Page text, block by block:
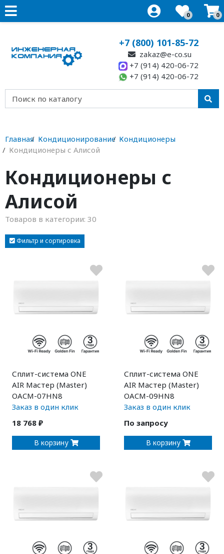
0 0
+7 (800) 101-85-72
zakaz@e-co.su
+7 (914) 420-06-72
+7 (914) 420-06-72
Главная Кондиционирование Кондиционеры
Кондиционеры с Алисой
Кондиционеры с
Алисой
Товаров в категории: 30
Фильтр и сортировка
Сплит-система ONE
AIR Мастер (Master)
OACM-07HN8
Заказ в один клик
18 768 ₽
В корзину
Сплит-система ONE
AIR Мастер (Master)
OACM-09HN8
Заказ в один клик
По запросу
В корзину